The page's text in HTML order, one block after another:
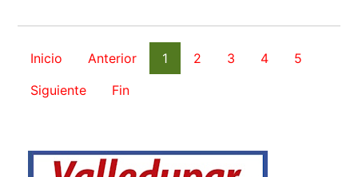
Inicio Anterior 1 2 3 4
5
Siguiente
Fin